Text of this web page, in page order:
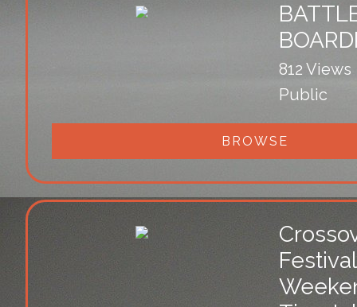
812 Views
Public
BROWSE